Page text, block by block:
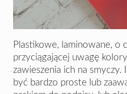
Plastikowe, laminowane, o
przyciągającej uwagę
zawieszenia ich na
być bardzo proste lub